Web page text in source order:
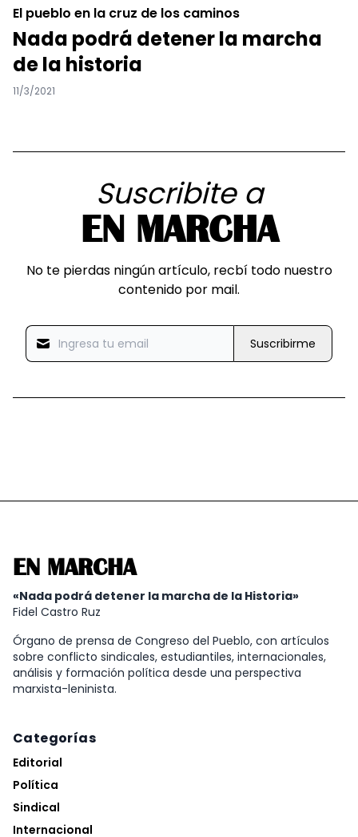
El pueblo en la cruz de los caminos
Nada podrá detener la marcha
de la historia
11/3/2021
Suscribite a
EN MARCHA
No te pierdas ningún artículo, recbí todo nuestro
contenido por mail.
Suscribirme
EN MARCHA
«Nada podrá detener la marcha de la Historia»
Fidel Castro Ruz
Órgano de prensa de Congreso del Pueblo, con artículos
sobre conflicto sindicales, estudiantiles, internacionales,
análisis y formación política desde una perspectiva
marxista-leninista.
Categorías
Editorial
Política
Sindical
Internacional